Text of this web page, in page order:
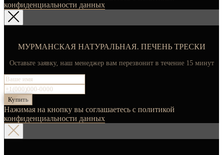
конфиденциальности данных
МУРМАНСКАЯ НАТУРАЛЬНАЯ. ПЕЧЕНЬ ТРЕСКИ
Оставьте заявку, наш менеджер вам перезвонит в течение 15 минут
Купить
Нажимая на кнопку вы соглашаетесь с политикой
конфиденциальности данных